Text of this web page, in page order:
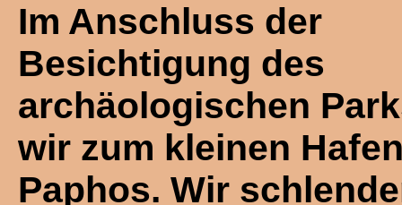
Im Anschluss der
Besichtigung des
archäologischen
wir zum kleinen
Paphos. Wir